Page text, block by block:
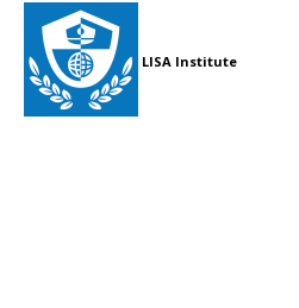
LISA Institute